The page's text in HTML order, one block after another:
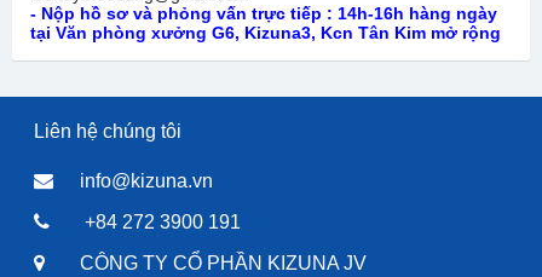
- Nộp hồ sơ và phỏng vấn trực tiếp : 14h-16h hàng ngày
tại Văn phòng xưởng G6, Kizuna3, Kcn Tân Kim mở rộng
Liên hệ chúng tôi
info@kizuna.vn
+84 272 3900 191
CÔNG TY CỔ PHẦN KIZUNA JV